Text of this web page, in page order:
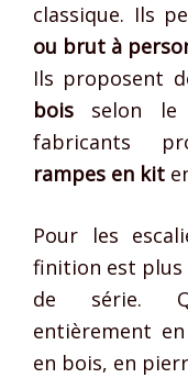
classique. Ils
ou brut à
Ils proposent
bois selon le
fabricants
rampes en kit
Pour les
finition est plus
de série.
entièrement
en bois, en